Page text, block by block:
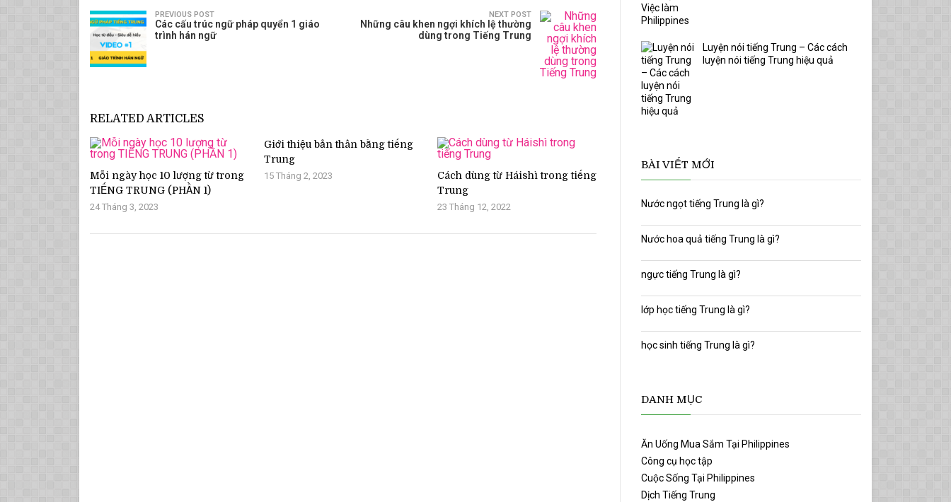
PREVIOUS POST
Các cấu trúc ngữ pháp quyển 1 giáo
trình hán ngữ
NEXT POST
Những câu khen ngợi khích lệ thường
dùng trong Tiếng Trung
RELATED ARTICLES
Mỗi ngày học 10 lượng từ trong
TIẾNG TRUNG (PHẦN 1)
24 Tháng 3, 2023
Giới thiệu bản thân bằng tiếng
Trung
15 Tháng 2, 2023
Cách dùng từ Háishì trong tiếng
Trung
23 Tháng 12, 2022
Luyện nói tiếng Trung – Các cách
luyện nói tiếng Trung hiệu quả
BÀI VIẾT MỚI
Nước ngọt tiếng Trung là gì?
Nước hoa quả tiếng Trung là gì?
ngực tiếng Trung là gì?
lớp học tiếng Trung là gì?
học sinh tiếng Trung là gì?
DANH MỤC
Ăn Uống Mua Sắm Tại Philippines
Công cụ học tập
Cuộc Sống Tại Philippines
Dịch Tiếng Trung